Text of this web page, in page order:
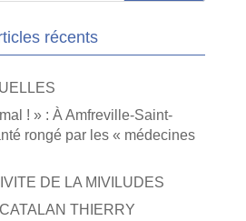
récents
! » : À Amfreville-Saint-
rongé par les « médecines
DE LA MIVILUDES
THIERRY